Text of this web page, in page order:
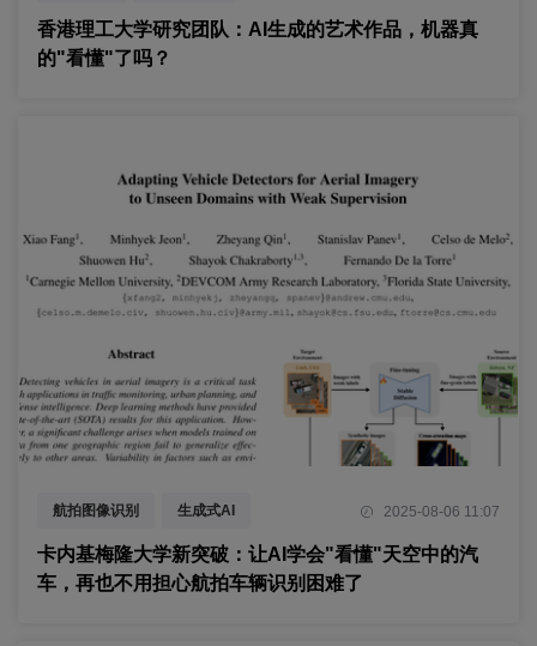
符号学评估框架
香港理工大学研究团队：AI生成的艺术作品，机器真
的"看懂"了吗？
航拍图像识别 生成式AI
跨域适应
2025-08-06 11:07
卡内基梅隆大学新突破：让AI学会"看懂"天空中的汽
车，再也不用担心航拍车辆识别困难了